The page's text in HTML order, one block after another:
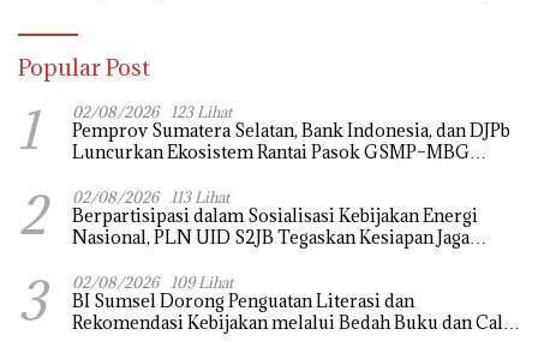
Popular Post
1 02/08/2026 123 Lihat
Pemprov Sumatera Selatan, Bank Indonesia, dan DJPb
Luncurkan Ekosistem Rantai Pasok GSMP–MBG
Inflasi
2 02/08/2026 113 Lihat
Berpartisipasi dalam Sosialisasi Kebijakan Energi
Nasional, PLN UID S2JB Tegaskan Kesiapan Jaga
3 02/08/2026 109 Lihat
BI Sumsel Dorong Penguatan Literasi dan
Rekomendasi Kebijakan melalui Bedah Buku dan Call